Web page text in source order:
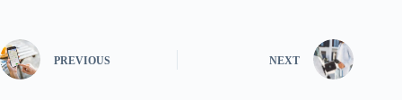
PREVIOUS NEXT